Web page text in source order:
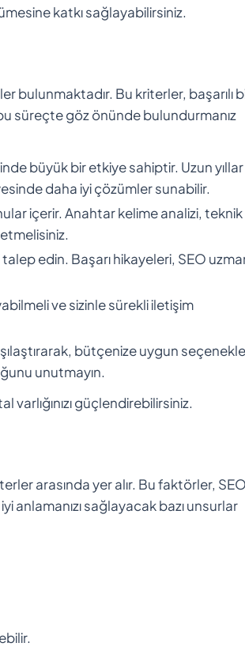
katkı sağlayabilirsiniz.
bulunmaktadır. Bu kriterler, başarılı
süreçte göz önünde bulundurmanız
büyük bir etkiye sahiptir. Uzun
daha iyi çözümler sunabilir.
içerir. Anahtar kelime analizi, teknik
edin. Başarı hikayeleri, SEO
ve sizinle sürekli iletişim
bütçenize uygun
unutmayın.
güçlendirebilirsiniz.
arasında yer alır. Bu faktörler,
anlamanızı sağlayacak bazı unsurlar